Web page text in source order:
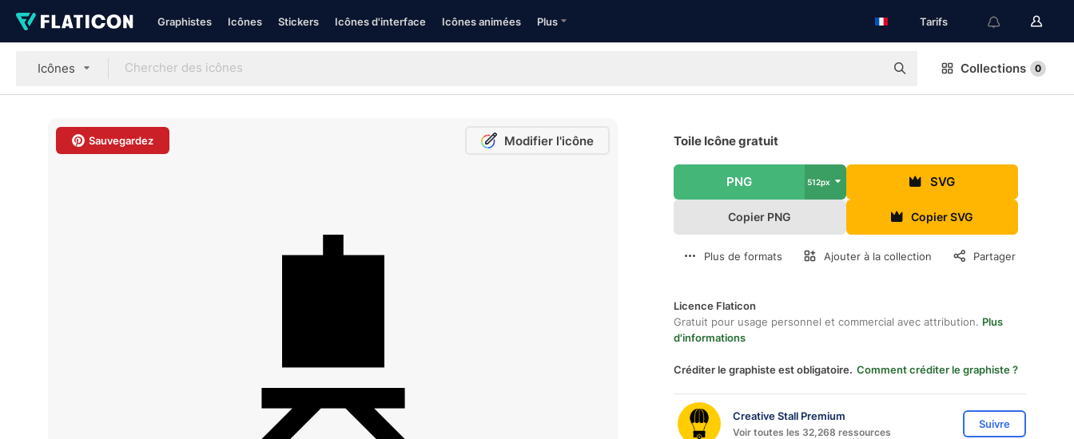
Graphistes Icônes Stickers Icônes d'interface Icônes animées Plus Tarifs
Icônes Collections 0
Sauvegardez Modifier l'icône Toile Icône gratuit
PNG 512px SVG
Copier PNG Copier SVG
Plus de formats Ajouter à la collection Partager
Licence Flaticon
Gratuit pour usage personnel et commercial avec attribution. Plus
d'informations
Créditer le graphiste est obligatoire. Comment créditer le graphiste ?
Creative Stall Premium
Voir toutes les 32,268 ressources
Suivre